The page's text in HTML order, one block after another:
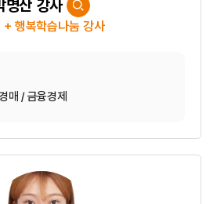
명산 강사
+ 행복학습나눔 강사
매 / 금융경제